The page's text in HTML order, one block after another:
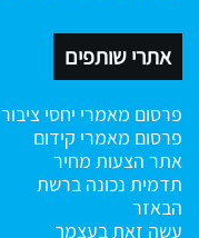
אתרי שותפים
פרסום מאמרי יחסי ציבור
פרסום מאמרי קידום
אתר הצעות מחיר
תדמית נכונה ברשת
הבאזר
עשה זאת בעצמך